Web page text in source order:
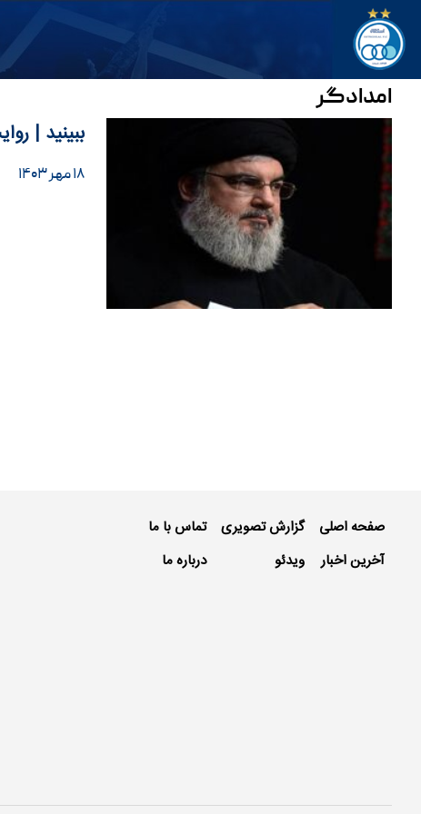
امدادگر
ببینید |
۱۸ مهر ۱۴۰۳
صفحه اصلی
آخرین اخبار
گزارش تصویری
ویدئو
تماس با ما
درباره ما